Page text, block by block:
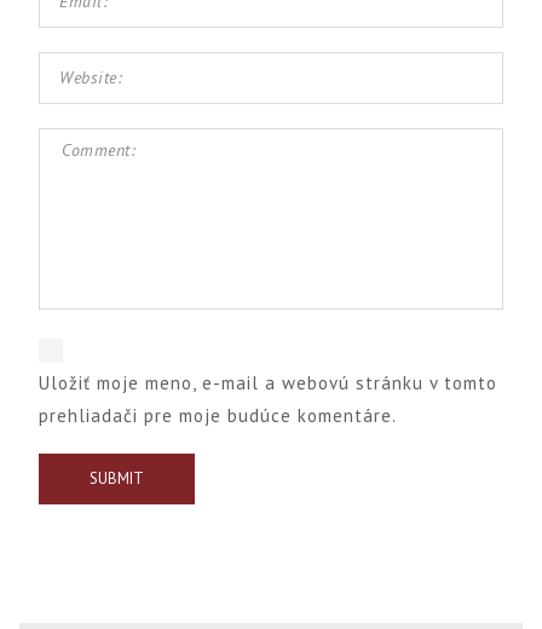
Uložiť moje meno, e-mail a webovú stránku v tomto
prehliadači pre moje budúce komentáre.